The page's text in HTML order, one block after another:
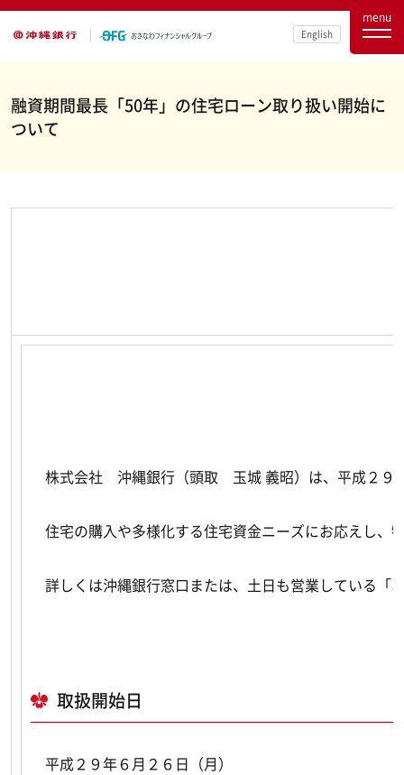
English
menu
融資期間最長「50年」の住宅ローン取り扱い開始に
ついて
株式会社 沖縄銀行（頭取 玉城 義昭）は、平成２９
住宅の購入や多様化する住宅資金ニーズにお応えし、
詳しくは沖縄銀行窓口または、土日も営業している「
取扱開始日
平成２９年６月２６日（月）